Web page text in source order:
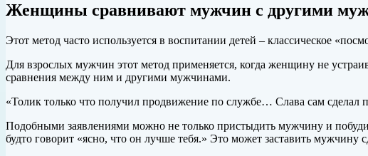
Женщины сравнивают мужчин с другими
Этот метод часто используется в воспитании детей – классическое
Для взрослых мужчин этот метод применяется, когда женщину не
сравнения между ним и другими мужчинами.
«Толик только что получил продвижение по службе… Слава сам
Подобными заявлениями можно не только пристыдить мужчину и
будто говорит «ясно, что он лучше тебя.» Это может заставить мужчину